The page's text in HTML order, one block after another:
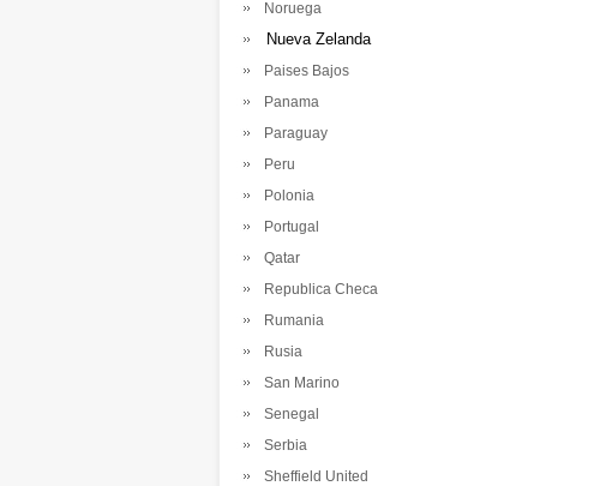
Noruega
Nueva Zelanda
Paises Bajos
Panama
Paraguay
Peru
Polonia
Portugal
Qatar
Republica Checa
Rumania
Rusia
San Marino
Senegal
Serbia
Sheffield United